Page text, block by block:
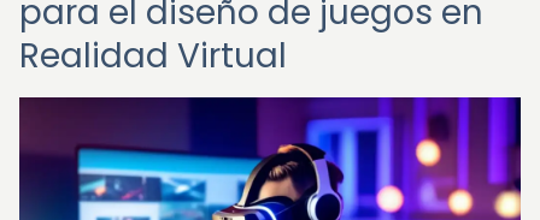
para el diseño de juegos en
Realidad Virtual